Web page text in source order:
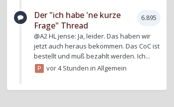
6.895
Der "ich habe 'ne kurze
Frage" Thread
@A2 HL jense: Ja, leider. Das haben wir
jetzt auch heraus bekommen. Das CoC ist
bestellt und muß bezahlt werden. Ich...
vor 4 Stunden inAllgemein